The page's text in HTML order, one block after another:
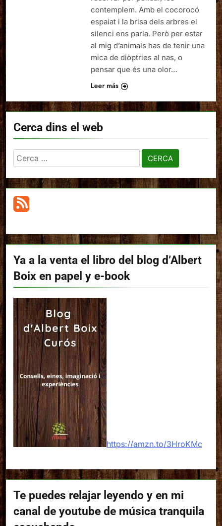
contemplem. Amb el cocorocó
espaiat i la brisa dels arbres el
silenci ens parla. Però per estar
al mig d’animals has de tenir una
mica de diòptries al nas, o
pensar que és una olor…
Leer más
Cerca dins el web
Cerca:
Ya a la venta el libro del blog d’Albert
Boix en papel y e-book
https://amzn.to/3HroKMc
Te puedes relajar leyendo y en mi
canal de youtube de música tranquila